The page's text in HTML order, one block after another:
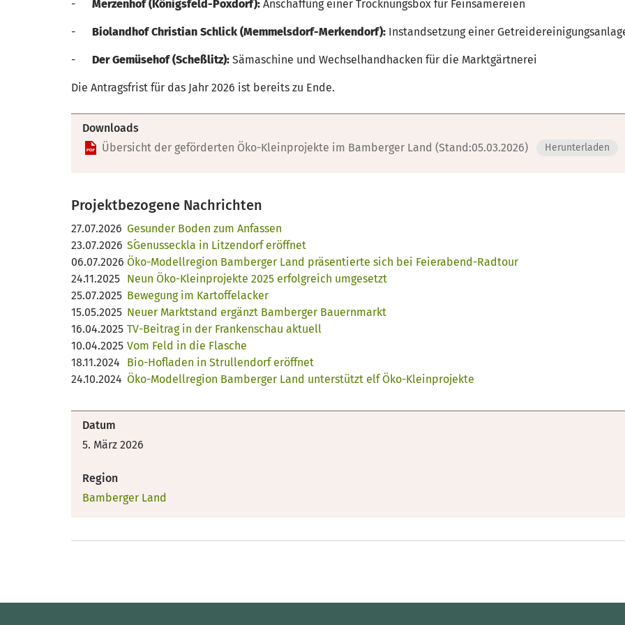
- Merzenhof (Königsfeld-Poxdorf): Anschaffung einer Trocknungsbox für Feinsämereien
- Biolandhof Christian Schlick (Memmelsdorf-Merkendorf): Instandsetzung einer
- Der Gemüsehof (Scheßlitz): Sämaschine und Wechselhandhacken für die Marktgärtnerei
Die Antragsfrist für das Jahr 2026 ist bereits zu Ende.
Downloads
Übersicht der geförderten Öko-Kleinprojekte im Bamberger Land (Stand:05.03.2026)
Herunterladen
Projektbezogene Nachrichten
27.07.2026 Gesunder Boden zum Anfassen
23.07.2026 S´Genusseckla in Litzendorf eröffnet
06.07.2026 Öko-Modellregion Bamberger Land präsentierte sich bei Feierabend-Radtour
24.11.2025 Neun Öko-Kleinprojekte 2025 erfolgreich umgesetzt
25.07.2025 Bewegung im Kartoffelacker
15.05.2025 Neuer Marktstand ergänzt Bamberger Bauernmarkt
16.04.2025 TV-Beitrag in der Frankenschau aktuell
10.04.2025 Vom Feld in die Flasche
18.11.2024
Bio-Hofladen in Strullendorf eröffnet
24.10.2024 Öko-Modellregion Bamberger Land unterstützt elf Öko-Kleinprojekte
Datum
5. März 2026
Region
Bamberger Land